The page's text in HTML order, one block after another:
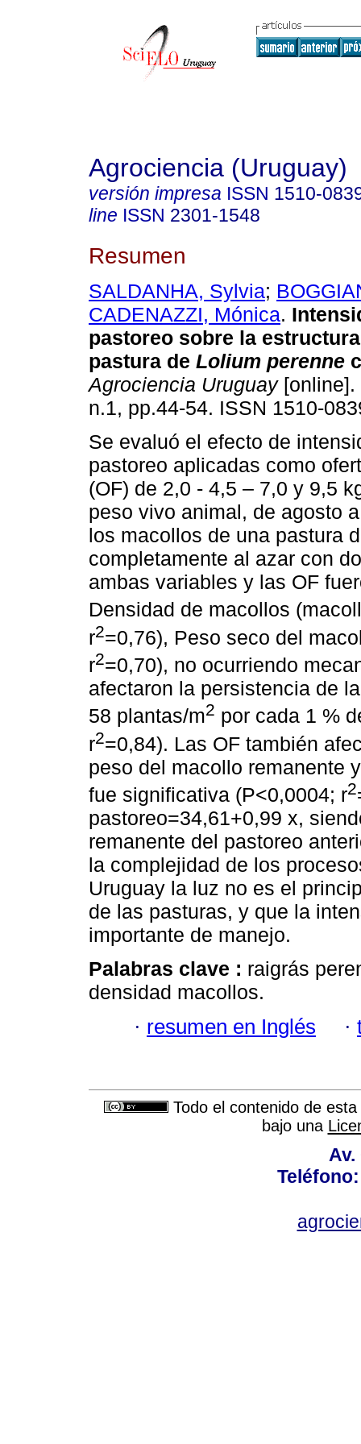
Agrociencia (Uruguay)
versión impresa ISSN 1510-
line ISSN 2301-1548
Resumen
SALDANHA, Sylvia;
CADENAZZI, Mónica.
pastoreo sobre la
pastura de Lolium perenne
Agrociencia Uruguay[online].
n.1, pp.44-54. ISSN 1510-
Se evaluó el efecto de
pastoreo aplicadas como
(OF) de 2,0 - 4,5 – 7,0 y 9,5
peso vivo animal, de agosto
los macollos de una pastura
completamente al azar con
ambas variables y las OF
Densidad de macollos
r2=0,76), Peso seco del
r2=0,70), no ocurriendo
afectaron la persistencia de
58 plantas/m2 por cada 1 %
r2=0,84). Las OF también
peso del macollo remanente
fue significativa (P<0,0004; r2
pastoreo=34,61+0,99 x,
remanente del pastoreo
la complejidad de los
Uruguay la luz no es el
de las pasturas, y que la
importante de manejo.
Palabras clave : raigrás
densidad macollos.
· resumen en Inglés ·
Todo el contenido de
bajo una
Av.